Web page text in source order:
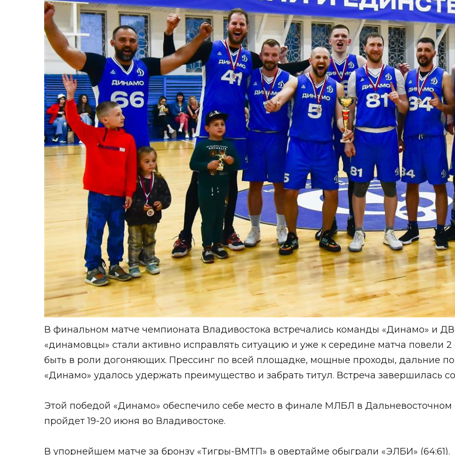
В финальном матче чемпионата Владивостока встречались команды «Динамо» и
«динамовцы» стали активно исправлять ситуацию и уже к середине матча повели
быть в роли догоняющих. Прессинг по всей площадке, мощные проходы, дальние
«Динамо» удалось удержать преимущество и забрать титул. Встреча завершилась
Этой победой «Динамо» обеспечило себе место в финале МЛБЛ в
пройдет 19-20 июня во Владивостоке.
В упорнейшем матче за бронзу «Тигры-ВМТП» в овертайме обыграли «ЭЛБИ» (64:61).